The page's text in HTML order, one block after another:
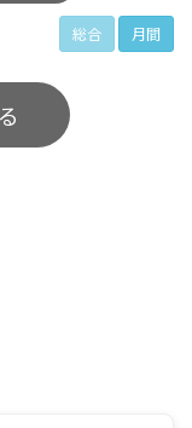
総合 月間